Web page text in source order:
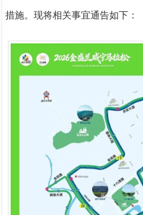
措施。现将相关事宜通告如下：